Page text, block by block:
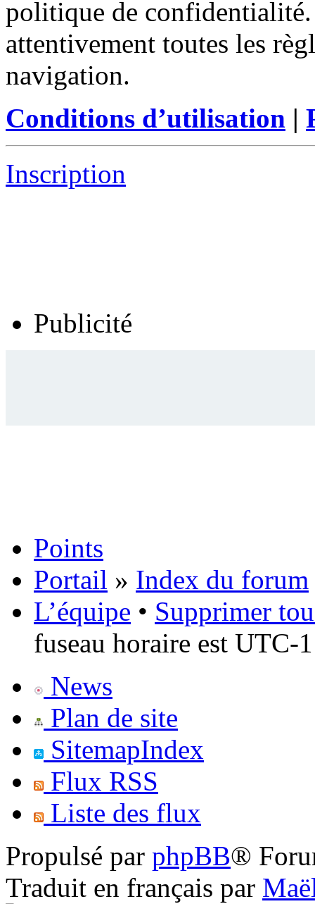
politique de
attentivement toutes les
navigation.
Conditions d’utilisation |
Inscription
Publicité
Points
Portail » Index du forum
L’équipe • Supprimer
fuseau horaire est UTC-
News
Plan de site
SitemapIndex
Flux RSS
Liste des flux
Propulsé par phpBB®
Traduit en français par